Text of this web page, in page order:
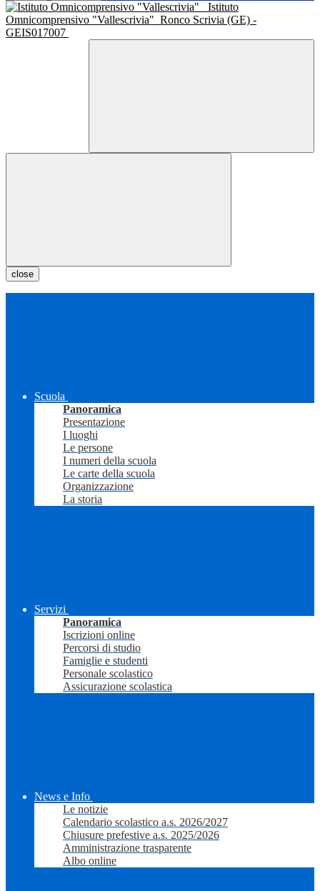
Istituto
Omnicomprensivo "Vallescrivia" Ronco Scrivia (GE) -
GEIS017007
close
Scuola
Panoramica
Presentazione
I luoghi
Le persone
I numeri della scuola
Le carte della scuola
Organizzazione
La storia
Servizi
Panoramica
Iscrizioni online
Percorsi di studio
Famiglie e studenti
Personale scolastico
Assicurazione scolastica
News e Info
Le notizie
Calendario scolastico a.s. 2026/2027
Chiusure prefestive a.s. 2025/2026
Amministrazione trasparente
Albo online